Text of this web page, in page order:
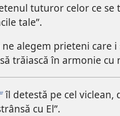
tuturor celor ce se
tale”.
alegem prieteni care
trăiască în armonie cu
îl detestă pe cel viclean,
cu El”.